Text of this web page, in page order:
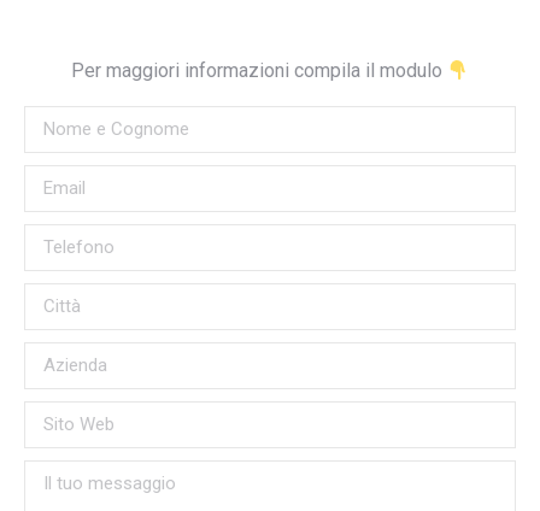
Per maggiori informazioni compila il modulo